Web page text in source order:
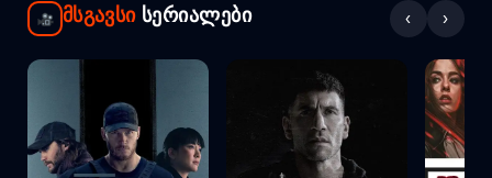
მსგავსისერიალები ‹ ›